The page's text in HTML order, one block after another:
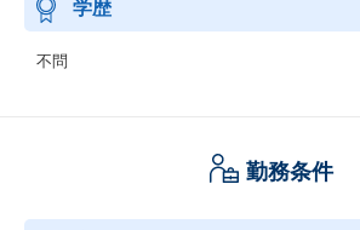
学歴
不問
勤務条件